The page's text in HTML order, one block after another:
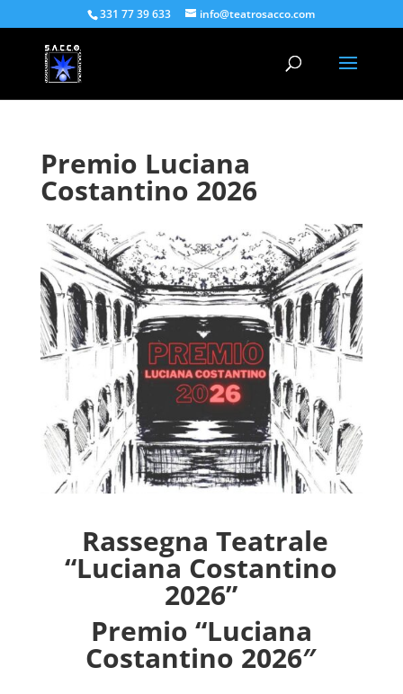
331 77 39 633 info@teatrosacco.com
Premio Luciana
Costantino 2026
Rassegna Teatrale
“Luciana Costantino
2026”
Premio “Luciana
Costantino 2026″